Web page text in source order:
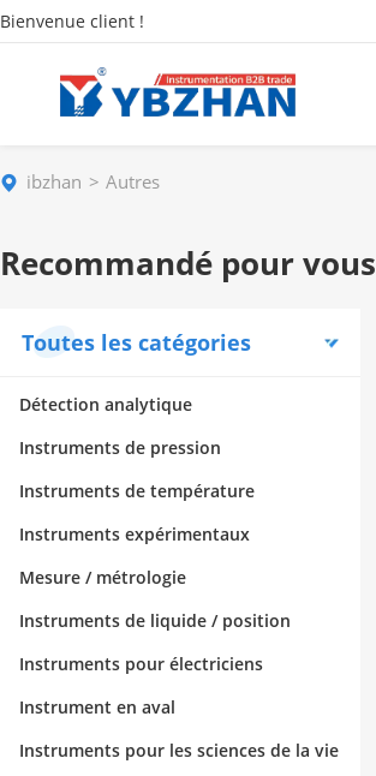
Bienvenue client !
ibzhan Autres
Recommandé pour vous
Toutes les catégories
Détection analytique
Instruments de pression
Instruments de température
Instruments expérimentaux
Mesure / métrologie
Instruments de liquide / position
Instruments pour électriciens
Instrument en aval
Instruments pour les sciences de la vie